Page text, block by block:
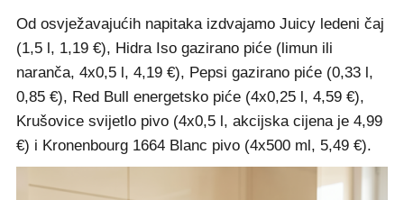
Od osvježavajućih napitaka izdvajamo Juicy ledeni čaj
(1,5 l, 1,19 €), Hidra Iso gazirano piće (limun ili
naranča, 4x0,5 l, 4,19 €), Pepsi gazirano piće (0,33 l,
0,85 €), Red Bull energetsko piće (4x0,25 l, 4,59 €),
Krušovice svijetlo pivo (4x0,5 l, akcijska cijena je 4,99
€) i Kronenbourg 1664 Blanc pivo (4x500 ml, 5,49 €).